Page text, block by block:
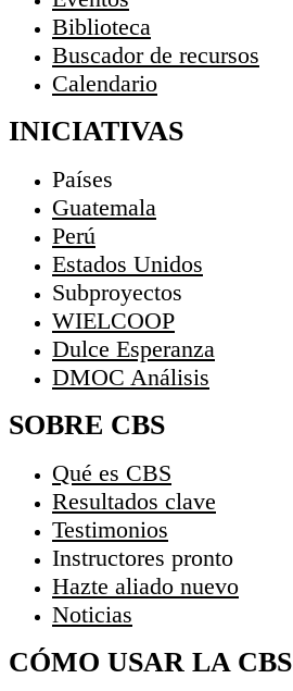
Biblioteca
Buscador de recursos
Calendario
INICIATIVAS
Países
Guatemala
Perú
Estados Unidos
Subproyectos
WIELCOOP
Dulce Esperanza
DMOC Análisis
SOBRE CBS
Qué es CBS
Resultados clave
Testimonios
Instructores pronto
Hazte aliado nuevo
Noticias
CÓMO USAR LA CBS